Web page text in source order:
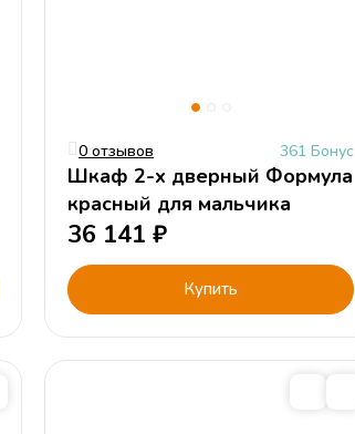
0 отзывов 361 Бонус
Шкаф 2-х дверный Формула
красный для мальчика
36 141 ₽
Купить